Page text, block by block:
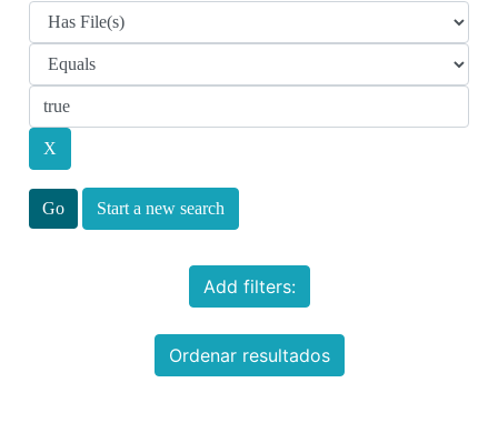
Start a new search
Add filters:
Ordenar resultados